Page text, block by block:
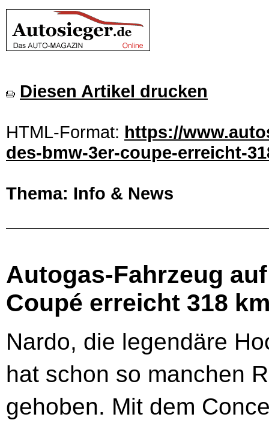
Diesen Artikel drucken
HTML-Format: https://
des-bmw-3er-coupe-erreicht-
Thema: Info & News
Autogas-Fahrzeug
Coupé erreicht 318
Nardo, die legendäre
hat schon so manchen
gehoben. Mit dem